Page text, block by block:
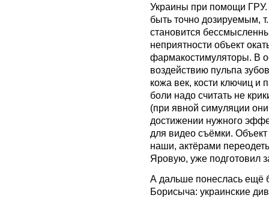
Украины при помощи
быть точно дозируемым,
становится
неприятности объект
фармакостимуляторы. В
воздействию пульпа
кожа век, кости ключиц и
боли надо считать не
(при явной симуляции
достижении нужного
для видео съёмки.
наши, актёрами
Яровую, уже подготовил
А дальше понеслась ещё
Борисыча: украинские